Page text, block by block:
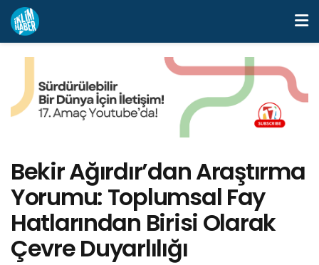
Bekir Ağırdır’dan Araştırma
Yorumu: Toplumsal Fay
Hatlarından Birisi Olarak
Çevre Duyarlılığı